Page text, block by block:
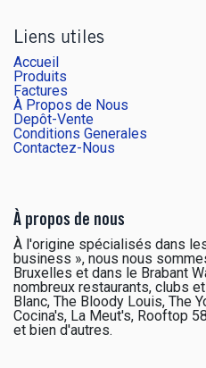
Liens utiles
Accueil
Produits
Factures
À Propos de Nous
Depôt-Vente
Conditions Generales
Contactez-Nous
À propos de nous
À l'origine spécialisés dans
business », nous nous
Bruxelles et dans le Brabant
nombreux restaurants, clubs
Blanc, The Bloody Louis, The
Cocina's, La Meut's, Rooftop
et bien d'autres.